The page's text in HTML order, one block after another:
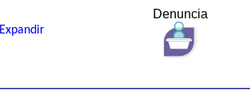
Denuncia
Expandir